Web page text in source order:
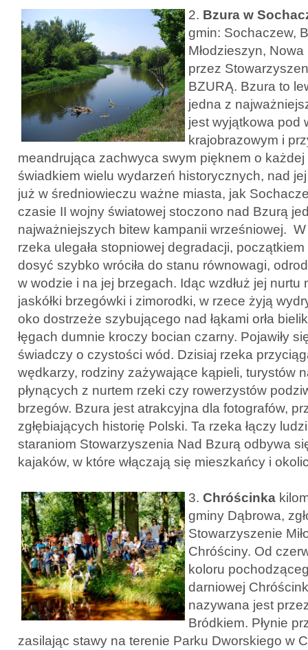
2. Bzura w
gmin: Sochaczew,
Młodzieszyn,
przez
BZURĄ. Bzura to
jedna z
jest wyjątkowa pod
krajobrazowym i
meandrująca zachwyca swym pięknem o każdej
świadkiem wielu wydarzeń historycznych, nad
już w średniowieczu ważne miasta, jak
czasie II wojny światowej stoczono nad Bzurą
najważniejszych bitew kampanii wrześniowej.
rzeka ulegała stopniowej degradacji,
dosyć szybko wróciła do stanu równowagi,
w wodzie i na jej brzegach. Idąc wzdłuż jej
jaskółki brzegówki i zimorodki, w rzece żyją
oko dostrzeże szybującego nad łąkami orła
łęgach dumnie kroczy bocian czarny. Pojawiły
świadczy o czystości wód. Dzisiaj rzeka
wędkarzy, rodziny zażywające kąpieli, turystów
płynących z nurtem rzeki czy rowerzystów
brzegów. Bzura jest atrakcyjna dla fotografów,
zgłębiających historię Polski. Ta rzeka łączy
staraniom Stowarzyszenia Nad Bzurą odbywa
kajaków, w które włączają się mieszkańcy i
3. Chróścinka
gminy Dąbrowa,
Stowarzyszenie
Chróściny. Od
koloru
darniowej
nazywana jest
Bródkiem. Płynie
zasilając stawy na terenie Parku Dworskiego w